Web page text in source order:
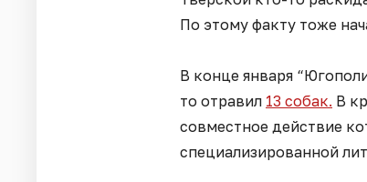
По этому факту тоже
В конце января
то отравил 13 собак. В
совместное действие
специализированной